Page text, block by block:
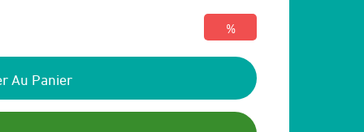
%
Au Panier